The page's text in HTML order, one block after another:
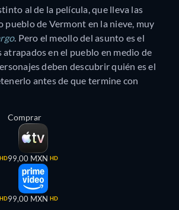
al de la película, que lleva las
pueblo de Vermont en la nieve, muy
. Pero el meollo del asunto es el
atrapados en el pueblo en medio de
deben descubrir quién es el
antes de que termine con
HD
HD
Comprar
99,00 MXN HD
99,00 MXN HD